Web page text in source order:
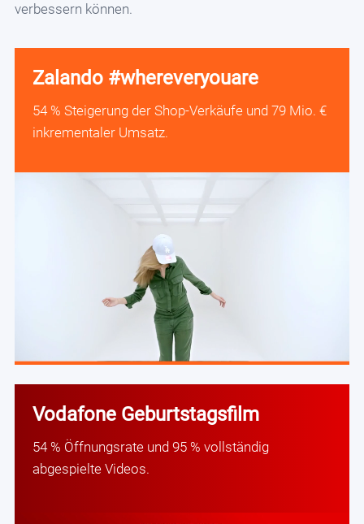
verbessern können.
Zalando #whereveryouare
54 % Steigerung der Shop-Verkäufe und 79 Mio. €
inkrementaler Umsatz.
Vodafone Geburtstagsfilm
54 % Öffnungsrate und 95 % vollständig
abgespielte Videos.